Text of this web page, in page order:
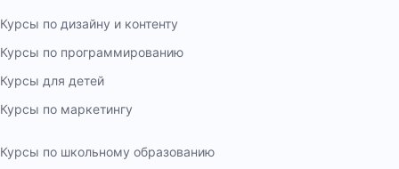
Курсы по дизайну и контенту
Курсы по программированию
Курсы для детей
Курсы по маркетингу
Курсы по школьному образованию